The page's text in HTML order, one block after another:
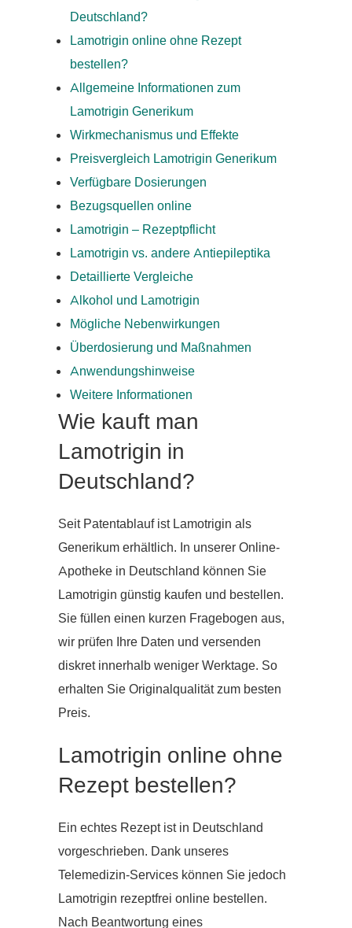
Deutschland?
Lamotrigin online ohne Rezept
bestellen?
Allgemeine Informationen zum
Lamotrigin Generikum
Wirkmechanismus und Effekte
Preisvergleich Lamotrigin Generikum
Verfügbare Dosierungen
Bezugsquellen online
Lamotrigin – Rezeptpflicht
Lamotrigin vs. andere Antiepileptika
Detaillierte Vergleiche
Alkohol und Lamotrigin
Mögliche Nebenwirkungen
Überdosierung und Maßnahmen
Anwendungshinweise
Weitere Informationen
Wie kauft man
Lamotrigin in
Deutschland?
Seit Patentablauf ist Lamotrigin als
Generikum erhältlich. In unserer Online-
Apotheke in Deutschland können Sie
Lamotrigin günstig kaufen und bestellen.
Sie füllen einen kurzen Fragebogen aus,
wir prüfen Ihre Daten und versenden
diskret innerhalb weniger Werktage. So
erhalten Sie Originalqualität zum besten
Preis.
Lamotrigin online ohne
Rezept bestellen?
Ein echtes Rezept ist in Deutschland
vorgeschrieben. Dank unseres
Telemedizin-Services können Sie jedoch
Lamotrigin rezeptfrei online bestellen.
Nach Beantwortung eines